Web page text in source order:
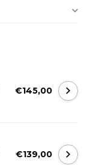
€145,00
€139,00